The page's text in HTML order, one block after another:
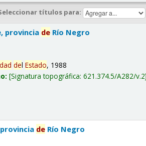
títulos para:
provincia de Río Negro
delEstado, 1988
Signatura topográfica:621.374.5/A282/v.2
de Río Negro